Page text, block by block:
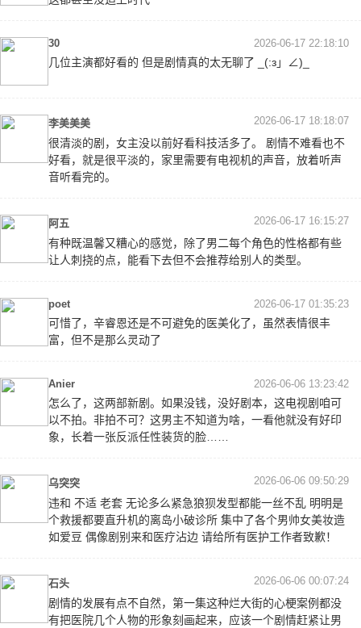
30 2026-06-17 22:18:10
几位主演都好看的 但是剧情真的太无聊了 _(:з」∠)_
李美美美 2026-06-17 18:18:07
很清淡的剧，女主没以前好看科技活多了。 剧情不难看也不
好看，就是很平淡的，家里需要有电视机的声音，放着听声
音听看完的。
阿五 2026-06-17 16:15:27
有种既温馨又糟心的感觉，除了男二每个角色的性格都有些
让人刺挠的点，能看下去但不会推荐给别人的类型。
poet 2026-06-17 01:35:23
可惜了，辛睿恩还是不可避免的医美化了，虽然表情很丰
富，但不是那么灵动了
Anier 2026-06-06 13:23:42
怎么了，这两部新剧。如果没钱，没好剧本，这电视剧咱可
以不拍。非拍不可？这男主不知道为啥，一看他就没有好印
象，长着一张反派任性装货的脸……
乌突突 2026-06-06 09:50:29
违和 不适 老套 无论多么紧急狼狈发型都能一丝不乱 明明是
个救援都要直升机的离岛小破诊所 集中了各个男帅女美妆造
如爱豆 偶像剧别来和医疗沾边 请给所有医护工作者致歉！
石头 2026-06-06 00:07:24
剧情的发展有点不自然，第一集这种烂大街的心梗案例都没
有把医院几个人物的形象刻画起来，应该一个剧情赶紧让男